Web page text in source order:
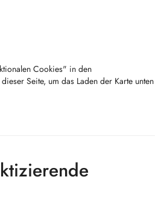
Cookies" in den
Seite, um das Laden der Karte unten